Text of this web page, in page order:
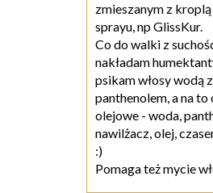
zmieszanym z
sprayu, np GlissKur.
Co do walki z
nakładam
psikam włosy wodą
panthenolem, a na
olejowe - woda,
nawilżacz, olej,
:)
Pomaga też mycie